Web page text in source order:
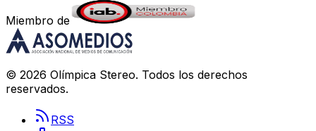
Miembro de
© 2026 Olímpica Stereo. Todos los derechos
reservados.
RSS